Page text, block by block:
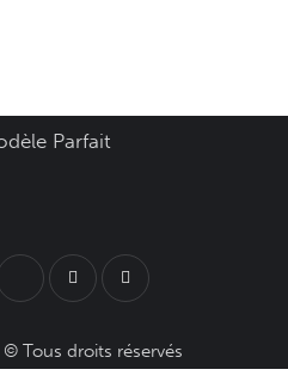
© Tous droits réservés